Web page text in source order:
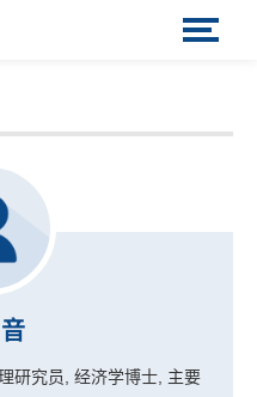
研究员, 经济学博士, 主要